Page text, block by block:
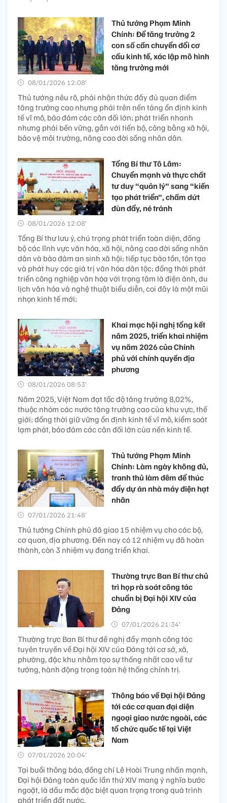
Thủ tướng Phạm Minh
Chính: Để tăng trưởng 2
con số cần chuyển đổi cơ
cấu kinh tế, xác lập mô hình
tăng trưởng mới
08/01/2026 12:08’
Thủ tướng nêu rõ, phải nhận thức đầy đủ quan điểm
tăng trưởng cao nhưng phải trên nền tảng ổn định kinh
tế vĩ mô, bảo đảm các cân đối lớn; phát triển nhanh
nhưng phải bền vững, gắn với tiến bộ, công bằng xã hội,
bảo vệ môi trường, nâng cao đời sống nhân dân.
Tổng Bí thư Tô Lâm:
Chuyển mạnh và thực chất
tư duy “quản lý” sang “kiến
tạo phát triển”, chấm dứt
đùn đẩy, né tránh
08/01/2026 12:08’
Tổng Bí thư lưu ý, chú trọng phát triển toàn diện, đồng
bộ các lĩnh vực văn hóa, xã hội, nâng cao đời sống nhân
dân và bảo đảm an sinh xã hội; tiếp tục bảo tồn, tôn tạo
và phát huy các giá trị văn hóa dân tộc; đồng thời phát
triển công nghiệp văn hóa với trọng tâm là điện ảnh, du
lịch văn hóa và nghệ thuật biểu diễn, coi đây là một mũi
nhọn kinh tế mới;
Khai mạc hội nghị tổng kết
năm 2025, triển khai nhiệm
vụ năm 2026 của Chính
phủ với chính quyền địa
phương
08/01/2026 08:53’
Năm 2025, Việt Nam đạt tốc độ tăng trưởng 8,02%,
thuộc nhóm các nước tăng trưởng cao của khu vực, thế
giới; đồng thời giữ vững ổn định kinh tế vĩ mô, kiểm soát
lạm phát, bảo đảm các cân đối lớn của nền kinh tế.
Thủ tướng Phạm Minh
Chính: Làm ngày không đủ,
tranh thủ làm đêm để thúc
đẩy dự án nhà máy điện hạt
nhân
07/01/2026 21:48’
Thủ tướng Chính phủ đã giao 15 nhiệm vụ cho các bộ,
cơ quan, địa phương. Đến nay có 12 nhiệm vụ đã hoàn
thành, còn 3 nhiệm vụ đang triển khai.
Thường trực Ban Bí thư chủ
trì họp rà soát công tác
chuẩn bị Đại hội XIV của
Đảng
07/01/2026 21:34’
Thường trực Ban Bí thư đề nghị đẩy mạnh công tác
tuyên truyền về Đại hội XIV của Đảng tới cơ sở, xã,
phường, đặc khu nhằm tạo sự thống nhất cao về tư
tưởng, hành động trong toàn hệ thống chính trị.
Thông báo về Đại hội Đảng
tới các cơ quan đại diện
ngoại giao nước ngoài, các
tổ chức quốc tế tại Việt
Nam
07/01/2026 20:04’
Tại buổi thông báo, đồng chí Lê Hoài Trung nhấn mạnh,
Đại hội Đảng toàn quốc lần thứ XIV mang ý nghĩa bước
ngoặt, là dấu mốc đặc biệt quan trọng trong quá trình
phát triển đất nước.